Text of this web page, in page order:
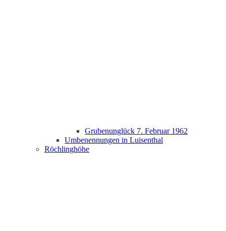
Grubenunglück 7. Februar 1962
Umbenennungen in Luisenthal
Röchlinghöhe